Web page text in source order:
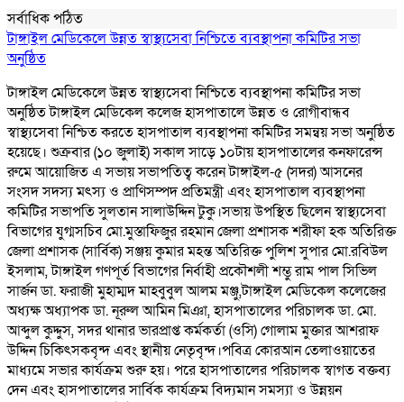
সর্বাধিক পঠিত
টাঙ্গাইল মেডিকেলে উন্নত স্বাস্থ্যসেবা নিশ্চিতে ব্যবস্থাপনা কমিটির সভা
অনুষ্ঠিত
টাঙ্গাইল মেডিকেলে উন্নত স্বাস্থ্যসেবা নিশ্চিতে ব্যবস্থাপনা কমিটির সভা
অনুষ্ঠিত টাঙ্গাইল মেডিকেল কলেজ হাসপাতালে উন্নত ও রোগীবান্ধব
স্বাস্থ্যসেবা নিশ্চিত করতে হাসপাতাল ব্যবস্থাপনা কমিটির সমন্বয় সভা অনুষ্ঠিত
হয়েছে। শুক্রবার (১০ জুলাই) সকাল সাড়ে ১০টায় হাসপাতালের কনফারেন্স
রুমে আয়োজিত এ সভায় সভাপতিত্ব করেন টাঙ্গাইল-৫ (সদর) আসনের
সংসদ সদস্য মৎস্য ও প্রাণিসম্পদ প্রতিমন্ত্রী এবং হাসপাতাল ব্যবস্থাপনা
কমিটির সভাপতি সুলতান সালাউদ্দিন টুকু।সভায় উপস্থিত ছিলেন স্বাস্থ্যসেবা
বিভাগের যুগ্মসচিব মো.মুস্তাফিজুর রহমান জেলা প্রশাসক শরীফা হক অতিরিক্ত
জেলা প্রশাসক (সার্বিক) সঞ্জয় কুমার মহন্ত অতিরিক্ত পুলিশ সুপার মো.রবিউল
ইসলাম, টাঙ্গাইল গণপূর্ত বিভাগের নির্বাহী প্রকৌশলী শম্ভু রাম পাল সিভিল
সার্জন ডা. ফরাজী মুহাম্মদ মাহবুবুল আলম মঞ্জু,টাঙ্গাইল মেডিকেল কলেজের
অধ্যক্ষ অধ্যাপক ডা. নূরুল আমিন মিঞা, হাসপাতালের পরিচালক ডা. মো.
আব্দুল কুদ্দুস, সদর থানার ভারপ্রাপ্ত কর্মকর্তা (ওসি) গোলাম মুক্তার আশরাফ
উদ্দিন চিকিৎসকবৃন্দ এবং স্থানীয় নেতৃবৃন্দ।পবিত্র কোরআন তেলাওয়াতের
মাধ্যমে সভার কার্যক্রম শুরু হয়। পরে হাসপাতালের পরিচালক স্বাগত বক্তব্য
দেন এবং হাসপাতালের সার্বিক কার্যক্রম বিদ্যমান সমস্যা ও উন্নয়ন